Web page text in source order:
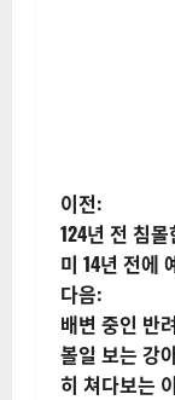
게
시
물
내
이전:
124년 전 침
미 14년 전에
다음:
배변 중인 반
볼일 보는 강
히 쳐다보는